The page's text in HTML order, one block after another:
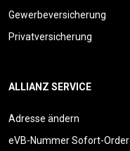
Gewerbeversicherung
Privatversicherung
ALLIANZ SERVICE
Adresse ändern
eVB-Nummer Sofort-Order